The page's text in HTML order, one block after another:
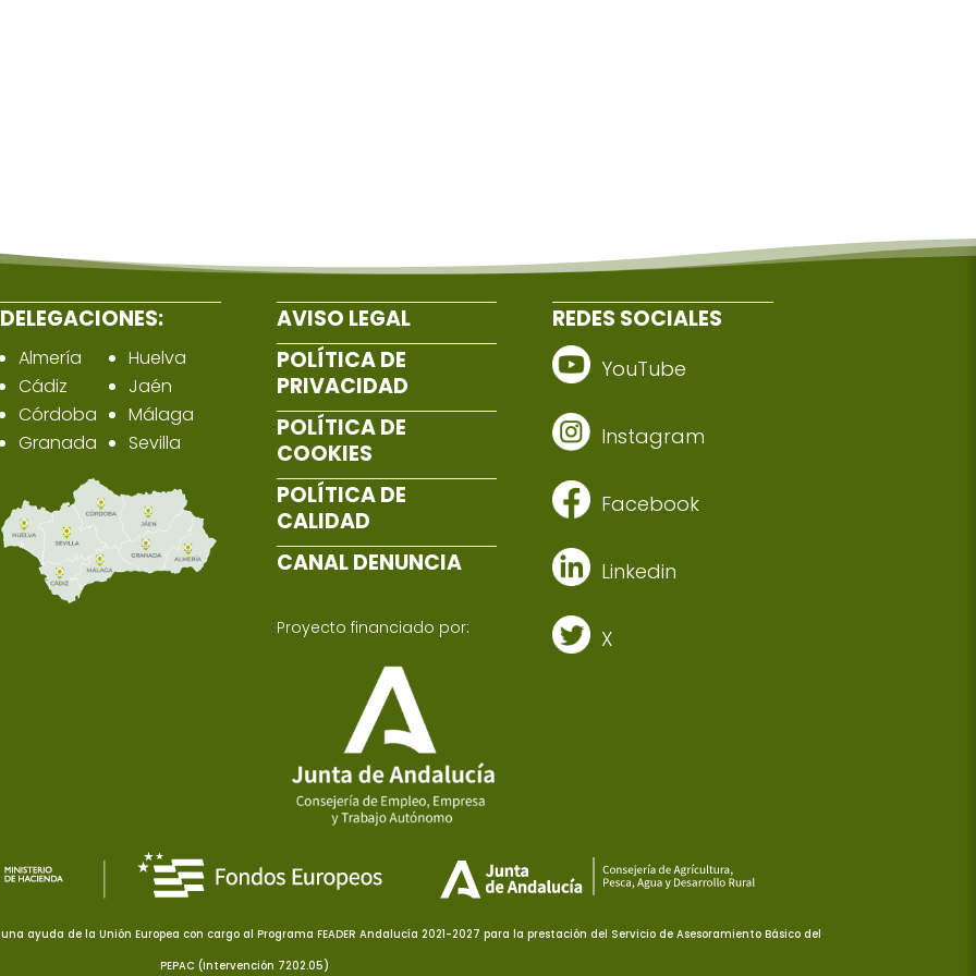
DELEGACIONES:
Almería
Cádiz
Córdoba
Granada
Huelva
Jaén
Málaga
Sevilla
AVISO LEGAL
POLÍTICA DE
PRIVACIDAD
POLÍTICA DE
COOKIES
POLÍTICA DE
CALIDAD
CANAL DENUNCIA
Proyecto financiado por:
REDES SOCIALES
YouTube
Instagram
Facebook
Linkedin
X
ayuda de la Unión Europea con cargo al Programa FEADER Andalucía 2021-2027 para la prestación del Servicio de Asesoramiento Básico del
PEPAC (Intervención 7202.05)